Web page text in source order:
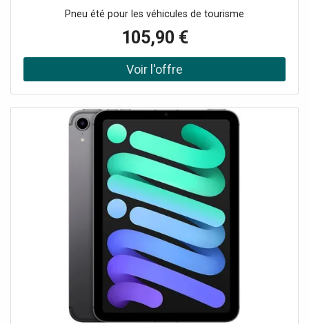
Pneu été pour les véhicules de tourisme
105,90 €